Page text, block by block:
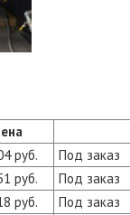
руб.
Под заказ
руб.
Под заказ
руб.
Под заказ